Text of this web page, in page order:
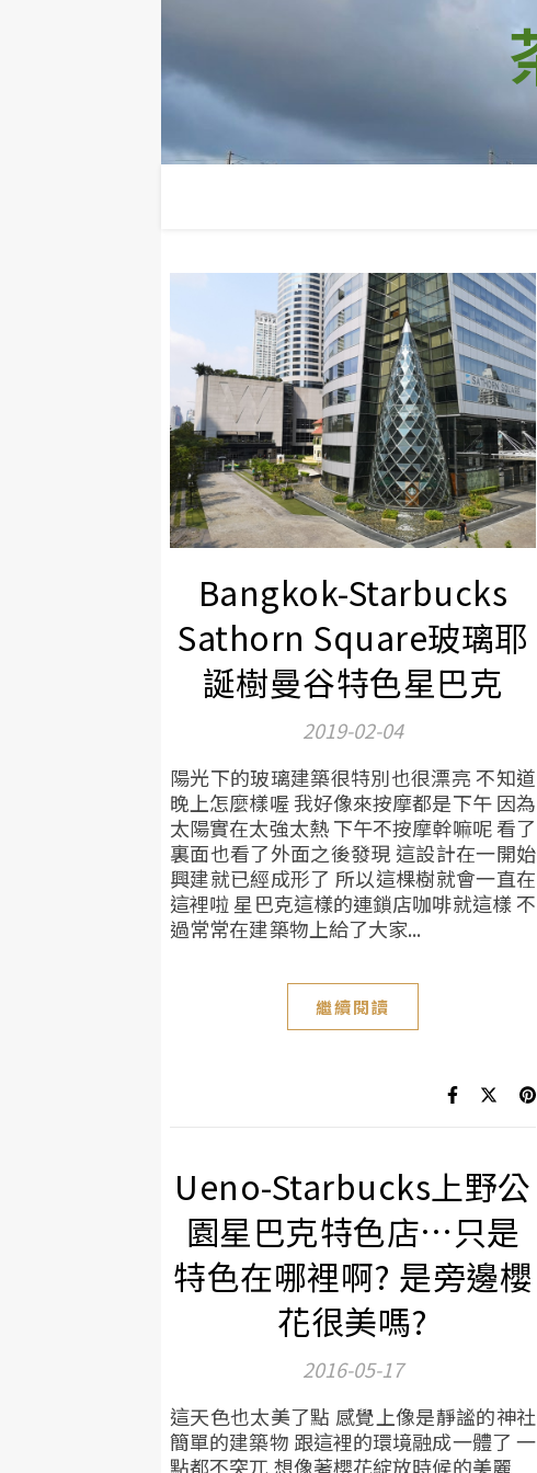
Bangkok-Starbucks
Sathorn Square玻璃耶
誕樹曼谷特色星巴克
2019-02-04
陽光下的玻璃建築很特別也很漂亮 不知道
晚上怎麼樣喔 我好像來按摩都是下午 因為
太陽實在太強太熱 下午不按摩幹嘛呢 看了
裏面也看了外面之後發現 這設計在一開始
興建就已經成形了 所以這棵樹就會一直在
這裡啦 星巴克這樣的連鎖店咖啡就這樣 不
過常常在建築物上給了大家...
繼續閱讀
Ueno-Starbucks上野公
園星巴克特色店…只是
特色在哪裡啊? 是旁邊櫻
花很美嗎?
2016-05-17
這天色也太美了點 感覺上像是靜謐的神社
簡單的建築物 跟這裡的環境融成一體了 一
點都不突兀 想像著櫻花綻放時候的美麗